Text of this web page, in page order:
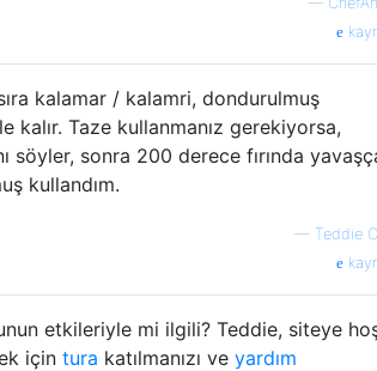
kalamar / kalamri, dondurulmuş
Taze kullanmanız gerekiyorsa,
söyler, sonra 200 derece fırında
kullandım.
— Teddie
etkileriyle mi ilgili? Teddie, siteye
için tura katılmanızı ve yardım